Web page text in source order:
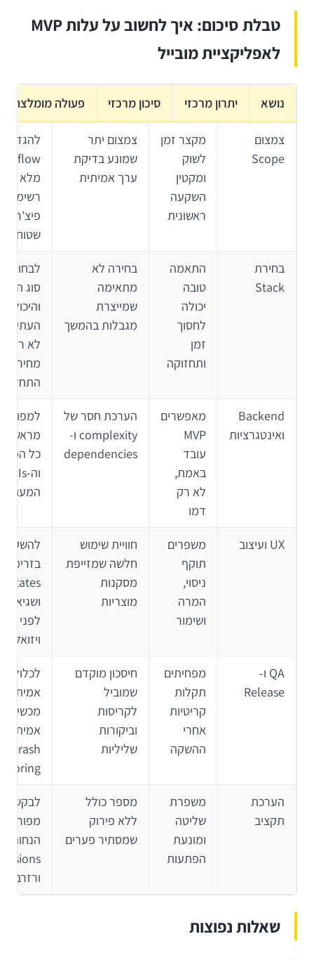
טבלת סיכום: איך לחשוב על עלות MVP
לאפליקציית מובייל
נושא יתרון מרכזי סיכון מרכזי פעולה מומלצת
צמצום
Scope
מקצר זמן
לשוק
ומקטין
השקעה
ראשונית
צמצום יתר
שמונע בדיקת
ערך אמיתית
להגדיר
מלא ולא
רשימת
פיצ'רים
שטוחה
בחירת
Stack
התאמה
טובה
יכולה
לחסוך
זמן
ותחזוקה
בחירה לא
מתאימה
שמייצרת
מגבלות בהמשך
לבחור
סוג
והיכולות
לא רק
מחיר
התחלתי
Backend
ואינטגרציות
מאפשרים
MVP
עובד
באמת,
לא רק
דמו
הערכת חסר של
complexity ו-
dependencies
למפות
מראש
כל
וה-APIs
UX ועיצוב
משפרים
תוקף
ניסוי,
המרה
ושימור
חוויית שימוש
חלשה שמזייפת
מסקנות
מוצריות
להשקיע
בזרימות,
states
ושגיאות
ויזואלי
QA ו-
Release
מפחיתים
תקלות
קריטיות
אחרי
ההשקה
חיסכון מוקדם
שמוביל
לקריסות
וביקורות
שליליות
אמיתי,
מכשירים
אמיתיים
crash
הערכת
תקציב
משפרת
שליטה
ומונעת
הפתעות
מספר כולל
ללא פירוק
שמסתיר פערים
לבקש
מפורט
הנחות,
ורזרבת
שאלות נפוצות